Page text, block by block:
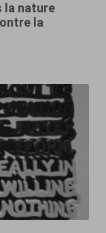
la nature
la